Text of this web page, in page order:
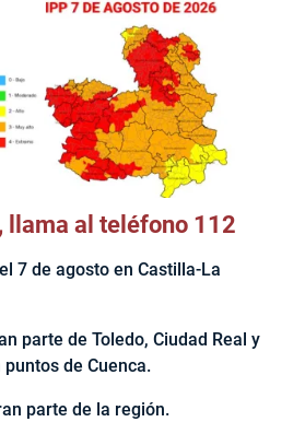
llama al teléfono 112
7 de agosto en Castilla-La
parte de Toledo, Ciudad Real y
de Cuenca.
parte de la región.